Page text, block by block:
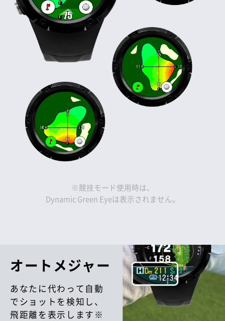
※競技モード使用時は、
Dynamic Green Eyeは表示されません。
オートメジャー
あなたに代わって自動
でショットを検知し、
飛距離を表示します※